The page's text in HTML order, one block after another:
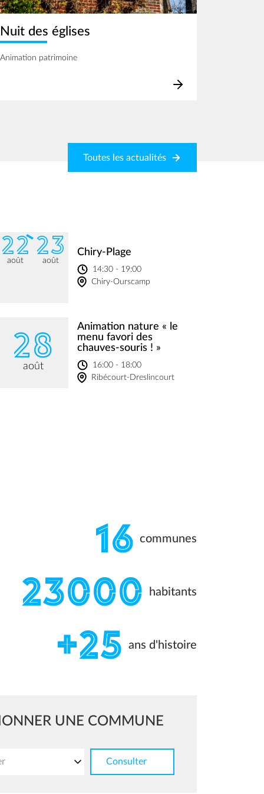
Nuit des églises
Animation patrimoine
Toutes les actualités
22
août
23
août
Chiry-Plage
14:30 - 19:00
Chiry-Ourscamp
28
août
Animation nature « le
menu favori des
chauves-souris ! »
16:00 - 18:00
Ribécourt-Dreslincourt
16 communes
23000 habitants
+25 ans d'histoire
UNE COMMUNE